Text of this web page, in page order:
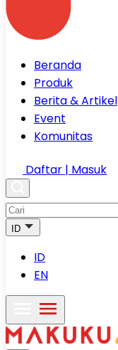
Beranda
Produk
Berita & Artikel
Event
Komunitas
Daftar | Masuk
ID
ID
EN